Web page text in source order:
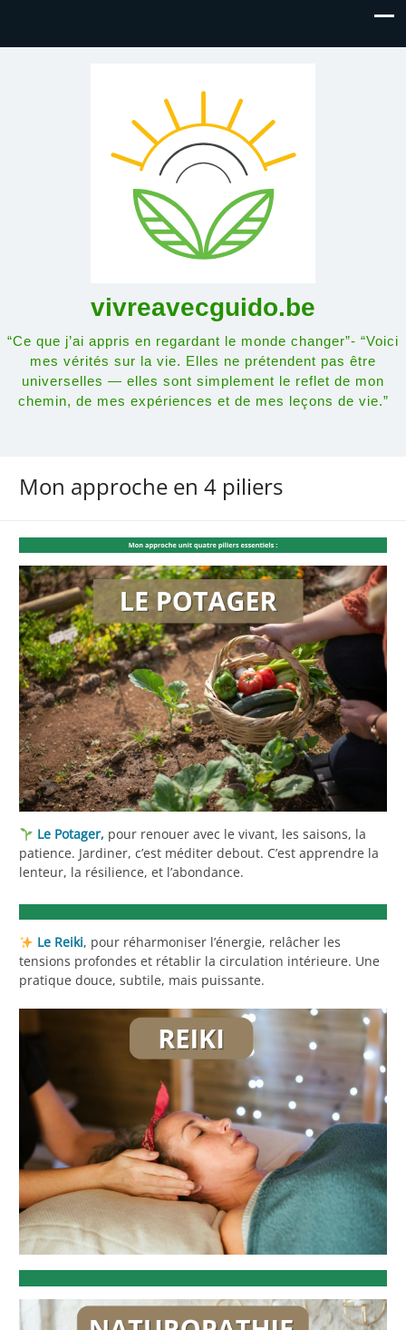
vivreavecguido.be
“Ce que j’ai appris en regardant le monde changer”- “Voici
mes vérités sur la vie. Elles ne prétendent pas être
universelles — elles sont simplement le reflet de mon
chemin, de mes expériences et de mes leçons de vie.”
Mon approche en 4 piliers
Le Potager, pour renouer avec le vivant, les saisons, la
patience. Jardiner, c’est méditer debout. C’est apprendre la
lenteur, la résilience, et l’abondance.
Le Reiki, pour réharmoniser l’énergie, relâcher les
tensions profondes et rétablir la circulation intérieure. Une
pratique douce, subtile, mais puissante.